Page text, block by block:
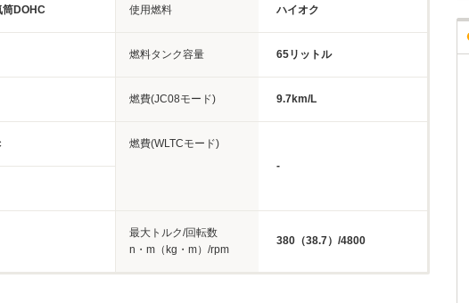
筒DOHC 使用燃料 ハイオク
燃料タンク容量 65リットル
燃費(JC08モード) 9.7km/L
燃費(WLTCモード)
-
最大トルク/回転数
n・m（kg・m）/rpm
380（38.7）/4800